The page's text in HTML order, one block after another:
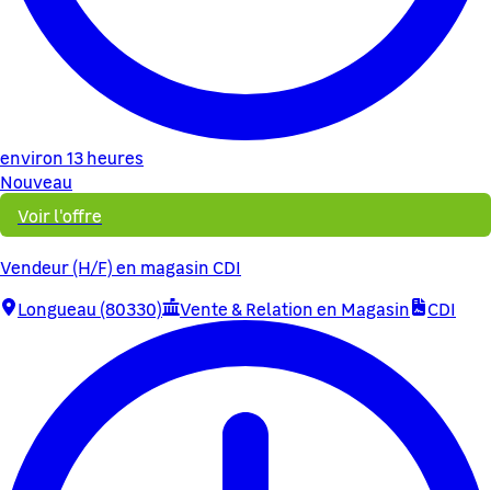
environ 13 heures
Nouveau
Voir l'offre
Vendeur (H/F) en magasin CDI
Longueau (80330)
Vente & Relation en Magasin CDI